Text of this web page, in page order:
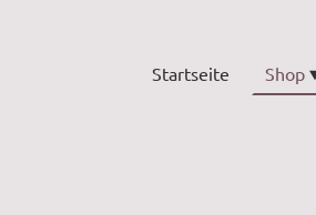
Startseite Shop